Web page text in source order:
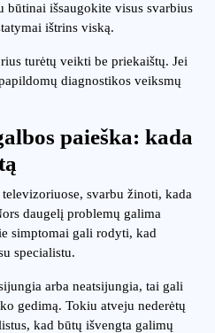
būtinai išsaugokite visus svarbius
ištrins viską.
turėtų veikti be priekaištų. Jei
diagnostikos veiksmų
paieška: kada
svarbu žinoti, kada
daugelį problemų galima
simptomai gali rodyti, kad
specialistu.
arba neatsijungia, tai gali
gedimą. Tokiu atveju nederėtų
kad būtų išvengta galimų